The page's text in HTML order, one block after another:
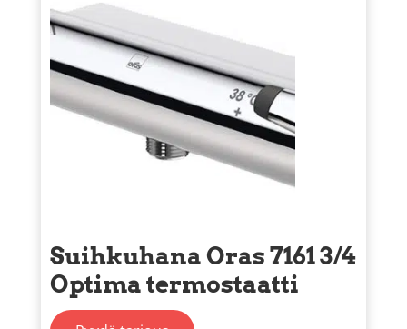
Suihkuhana Oras 7161 3/4
Optima termostaatti